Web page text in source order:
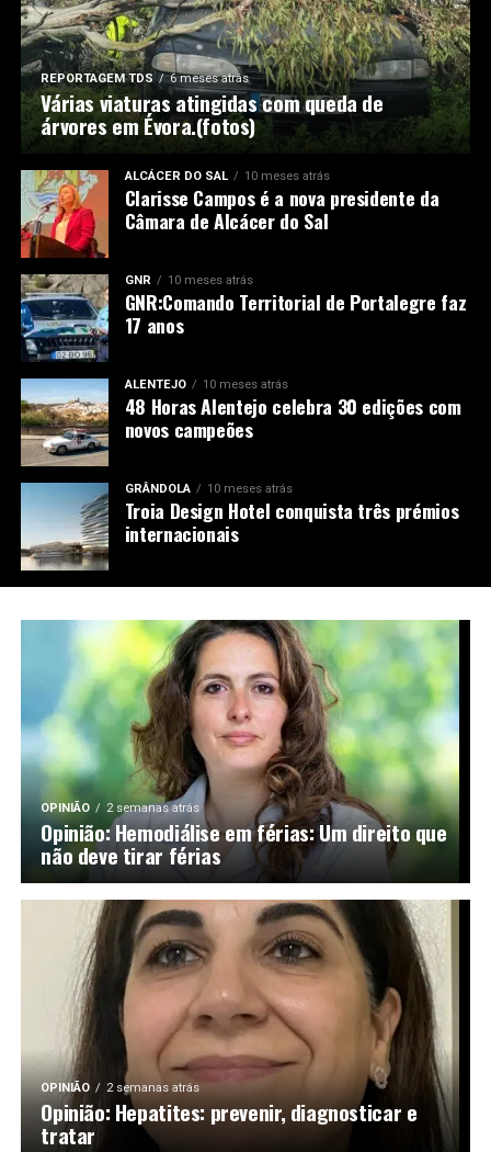
REPORTAGEM TDS 6 meses atrás
Várias viaturas atingidas com queda de
árvores em Évora.(fotos)
ALCÁCER DO SAL 10 meses atrás
Clarisse Campos é a nova presidente da
Câmara de Alcácer do Sal
GNR 10 meses atrás
GNR:Comando Territorial de Portalegre faz
17 anos
ALENTEJO 10 meses atrás
48 Horas Alentejo celebra 30 edições com
novos campeões
GRÂNDOLA 10 meses atrás
Troia Design Hotel conquista três prémios
internacionais
OPINIÃO 2 semanas atrás
Opinião: Hemodiálise em férias: Um direito que
não deve tirar férias
OPINIÃO 2 semanas atrás
Opinião: Hepatites: prevenir, diagnosticar e
tratar